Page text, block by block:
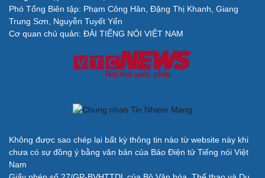
Phó Tổng Biên tập: Phạm Công Hân, Đặng Thị Khanh, Giang
Trung Sơn, Nguyễn Tuyết Yến
Cơ quan chủ quản: ĐÀI TIẾNG NÓI VIỆT NAM
Không được sao chép lại bất kỳ thông tin nào từ website này khi
chưa có sự đồng ý bằng văn bản của Báo Điện tử Tiếng nói Việt
Nam